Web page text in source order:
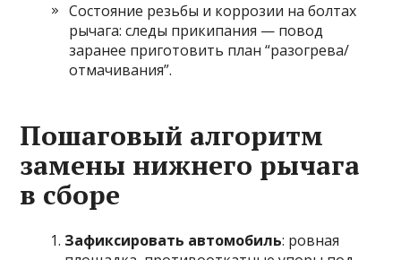
Состояние резьбы и коррозии на болтах
рычага: следы прикипания — повод
заранее приготовить план “разогрева/
отмачивания”.
Пошаговый алгоритм
замены нижнего рычага
в сборе
Зафиксировать автомобиль: ровная